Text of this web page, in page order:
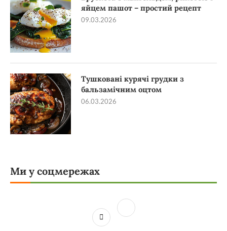
яйцем пашот – простий рецепт
09.03.2026
Тушковані курячі грудки з
бальзамічним оцтом
06.03.2026
Ми у соцмережах